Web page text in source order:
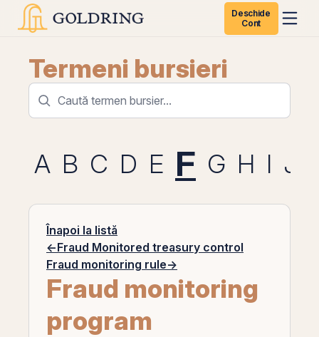
Deschide
Cont
Termeni bursieri
A B C D E F G H I J
Înapoi la listă
←Fraud Monitored treasury control
Fraud monitoring rule→
Fraud monitoring
program